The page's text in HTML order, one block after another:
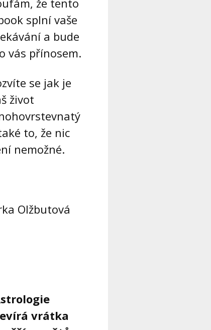
splní vaše
a bude
vás přínosem.
se jak je
život
to, že nic
nemožné.
Olžbutová
vrátka